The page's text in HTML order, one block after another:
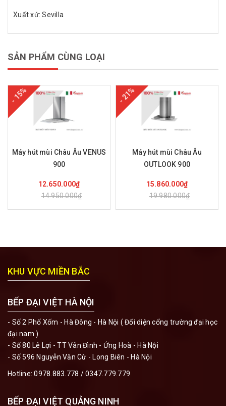
Xuất xứ: Sevilla
SẢN PHẨM CÙNG LOẠI
- 15%
Máy hút mùi Châu Âu VENUS
900
12.650.000₫
14.950.000₫
- 21%
Máy hút mùi Châu Âu
OUTLOOK 900
15.860.000₫
19.980.000₫
KHU VỰC MIỀN BẮC
BẾP ĐẠI VIỆT HÀ NỘI
- Số 2 Phố Xốm - Hà Đông - Hà Nội ( Đối diện cổng trường đại học
đại nam )
- Số 80 Lê Lợi - TT Vân Đình - Ứng Hoà - Hà Nội
- Số 596 Nguyễn Văn Cừ - Long Biên - Hà Nội
Hotline:0978.883.778 /0347.779.779
BẾP ĐẠI VIỆT QUẢNG NINH